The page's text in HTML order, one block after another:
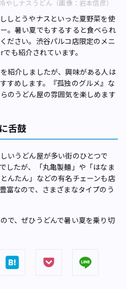
やしナスうどん（画像：岩本信彦）
しとうやナスといった夏野菜を使
。暑い夏でもするすると食べられ
ださい。渋谷パルコ店限定のメニ
も紹介されています。
紹介しましたが、興味がある人は
すめします。『孤独のグルメ』な
のうどん屋の雰囲気を楽しめます
舌鼓
いうどん屋が多い街のひとつで
したが、「丸亀製麺」や「はなま
んたん」などの有名チェーンも店
富なので、さまざまなタイプのう
で、ぜひうどんで暑い夏を乗り切